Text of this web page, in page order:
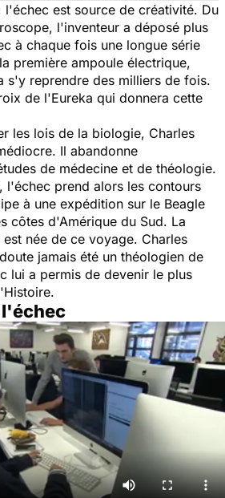
l'échec est source de créativité. Du
l'inventeur a déposé plus
à chaque fois une longue série
première ampoule électrique,
s'y reprendre des milliers de fois.
de l'Eureka qui donnera cette
les lois de la biologie, Charles
Il abandonne
de médecine et de théologie.
l'échec prend alors les contours
à une expédition sur le Beagle
côtes d'Amérique du Sud. La
née de ce voyage. Charles
jamais été un théologien de
lui a permis de devenir le plus
l'échec